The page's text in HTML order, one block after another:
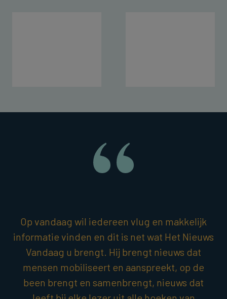
Op vandaag wil iedereen vlug en makkelijk
informatie vinden en dit is net wat Het Nieuws
Vandaag u brengt. Hij brengt nieuws dat
mensen mobiliseert en aanspreekt, op de
been brengt en samenbrengt, nieuws dat